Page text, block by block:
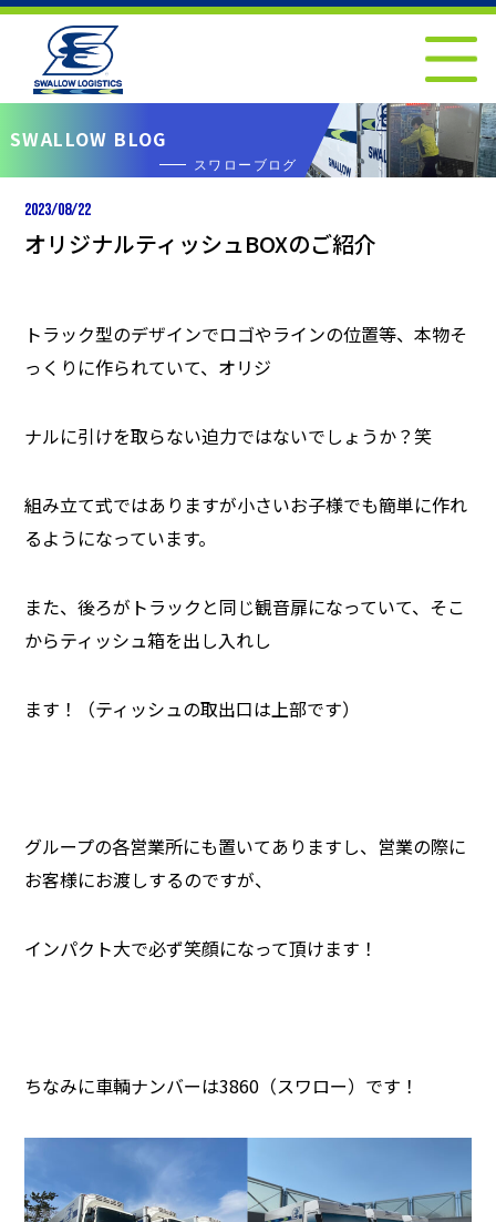
SWALLOW BLOG
スワローブログ
2023/08/22
オリジナルティッシュBOXのご紹介
トラック型のデザインでロゴやラインの位置等、本物そ
っくりに作られていて、オリジ
ナルに引けを取らない迫力ではないでしょうか？笑
組み立て式ではありますが小さいお子様でも簡単に作れ
るようになっています。
また、後ろがトラックと同じ観音扉になっていて、そこ
からティッシュ箱を出し入れし
ます！（ティッシュの取出口は上部です）
グループの各営業所にも置いてありますし、営業の際に
お客様にお渡しするのですが、
インパクト大で必ず笑顔になって頂けます！
ちなみに車輌ナンバーは3860（スワロー）です！